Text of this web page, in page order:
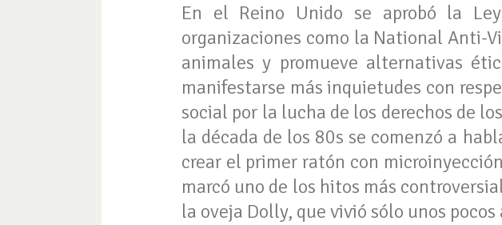
En el Reino Unido se aprobó la
organizaciones como la National Anti-
animales y promueve alternativas
manifestarse más inquietudes con
social por la lucha de los derechos de
la década de los 80s se comenzó a
crear el primer ratón con
marcó uno de los hitos más
la oveja Dolly, que vivió sólo unos pocos